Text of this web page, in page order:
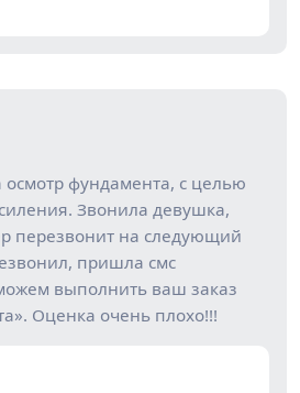
осмотр фундамента, с целью
Звонила девушка,
перезвонит на следующий
пришла смс
выполнить ваш заказ
Оценка очень плохо!!!